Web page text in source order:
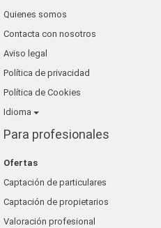
Quienes somos
Contacta con nosotros
Aviso legal
Política de privacidad
Política de Cookies
Idioma
Para profesionales
Ofertas
Captación de particulares
Captación de propietarios
Valoración profesional